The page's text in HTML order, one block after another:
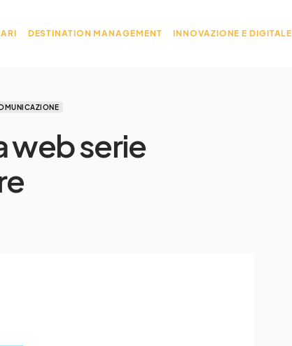
DESTINATION MANAGEMENT INNOVAZIONE E DIGITALE
web serie